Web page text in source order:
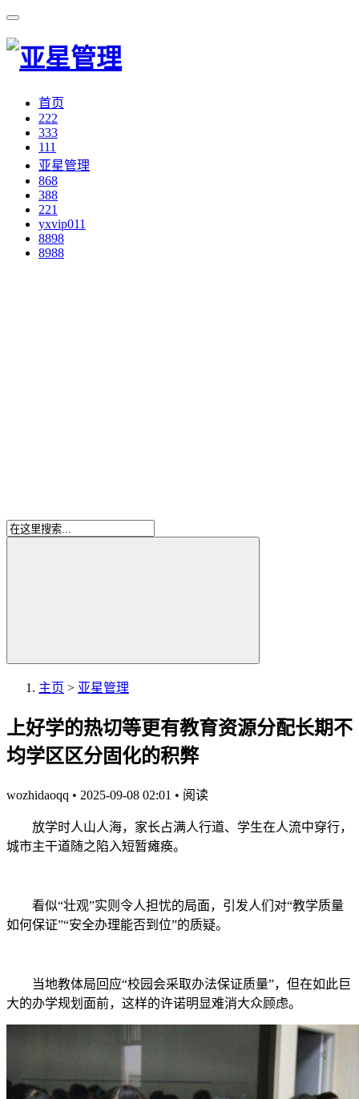
首页
222
333
111
亚星管理
868
388
221
yxvip011
8898
8988
主页 > 亚星管理
上好学的热切等更有教育资源分配长期不
均学区区分固化的积弊
wozhidaoqq • 2025-09-08 02:01 • 阅读
放学时人山人海，家长占满人行道、学生在人流中穿行，
城市主干道随之陷入短暂瘫痪。
看似“壮观”实则令人担忧的局面，引发人们对“教学质量
如何保证”“安全办理能否到位”的质疑。
当地教体局回应“校园会采取办法保证质量”，但在如此巨
大的办学规划面前，这样的许诺明显难消大众顾虑。